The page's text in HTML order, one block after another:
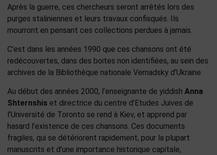
Après la guerre, ces chercheurs seront arrêtés lors des
purges staliniennes et leurs travaux confisqués. Ils
mourront en pensant ces collections perdues à jamais.
C’est dans les années 1990 que ces chansons ont été
redécouvertes, dans des boites non identifiées, au sein des
archives de la Bibliothèque nationale Vernadsky d’Ukraine.
Au début des années 2000, l’enseignante de yiddish Anna
Shternshis et directrice du centre d’Etudes Juives de
l’Université de Toronto se rend à Kiev, et apprend par
hasard l’existence de ces chansons. Ces documents
fragiles, qui se détériorent rapidement, pour la plupart
manuscrits et d’une importance historique capitale,